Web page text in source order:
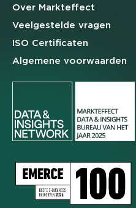
Over Markteffect
Veelgestelde vragen
ISO Certificaten
Algemene voorwaarden